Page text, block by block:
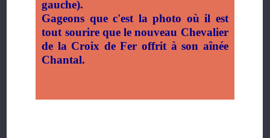
gauche).
Gageons que c'est la photo où il est
tout sourire que le nouveau Chevalier
de la Croix de Fer offrit à son aînée
Chantal.